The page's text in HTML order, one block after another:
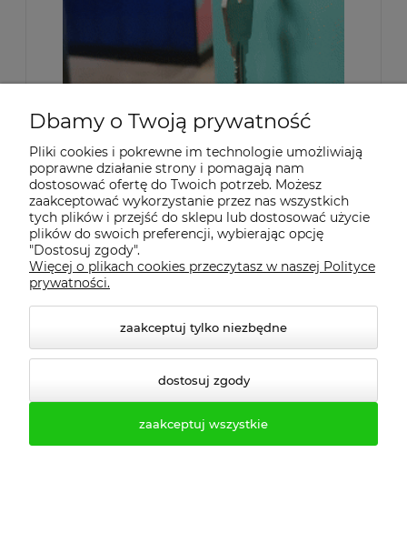
Biuro obsługi klienta:
biuro@profesmeb.pl
Tel.kom. 503-513-333
Dbamy o Twoją prywatność
Pliki cookies i pokrewne im technologie umożliwiają
poprawne działanie strony i pomagają nam
dostosować ofertę do Twoich potrzeb. Możesz
zaakceptować wykorzystanie przez nas wszystkich
tych plików i przejść do sklepu lub dostosować użycie
plików do swoich preferencji, wybierając opcję
"Dostosuj zgody".
Więcej o plikach cookies przeczytasz w naszej Polityce
prywatności.
zaakceptuj tylko niezbędne
dostosuj zgody
zaakceptuj wszystkie